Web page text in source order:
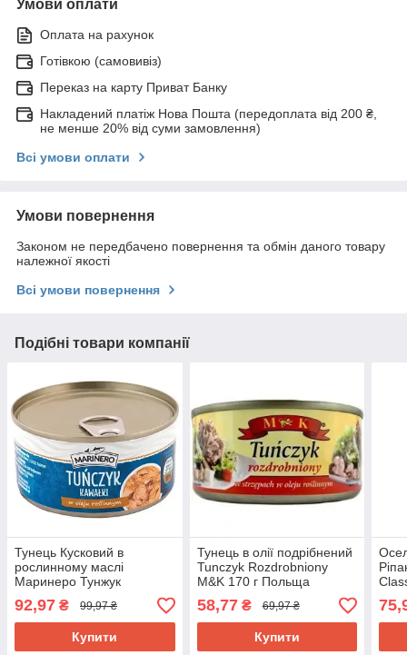
Умови оплати
Оплата на рахунок
Готівкою (самовивіз)
Переказ на карту Приват Банку
Накладений платіж Нова Пошта (передоплата від 200 ₴,
не менше 20% від суми замовлення)
Всі умови оплати
Умови повернення
Законом не передбачено повернення та обмін даного товару
належної якості
Всі умови повернення
Подібні товари компанії
Тунець Кусковий в
рослинному маслі
Маринеро Тунжук
Marinero Tunczyk Kawalki
185 г Польща
92,97 ₴ 99,97 ₴
Купити
Тунець в олії подрібнений
Tunczyk Rozdrobniony
M&K 170 г Польща
58,77₴ 69,97 ₴
Купити